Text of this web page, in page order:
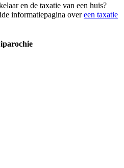
en de taxatie van een huis?
informatiepagina overeen taxatie